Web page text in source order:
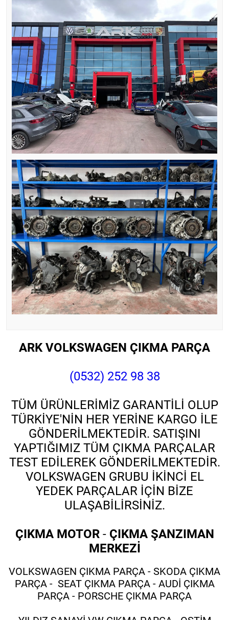
ARK VOLKSWAGEN ÇIKMA PARÇA
(0532) 252 98 38
TÜM ÜRÜNLERİMİZ GARANTİLİ OLUP
TÜRKİYE'NİN HER YERİNE KARGO İLE
GÖNDERİLMEKTEDİR. SATIŞINI
YAPTIĞIMIZ TÜM ÇIKMA PARÇALAR
TEST EDİLEREK GÖNDERİLMEKTEDİR.
VOLKSWAGEN GRUBU İKİNCİ EL
YEDEK PARÇALAR İÇİN BİZE
ULAŞABİLİRSİNİZ.
ÇIKMA MOTOR- ÇIKMA ŞANZIMAN
MERKEZİ
VOLKSWAGEN ÇIKMA PARÇA - SKODA ÇIKMA
PARÇA - SEAT ÇIKMA PARÇA - AUDİ ÇIKMA
PARÇA - PORSCHE ÇIKMA PARÇA